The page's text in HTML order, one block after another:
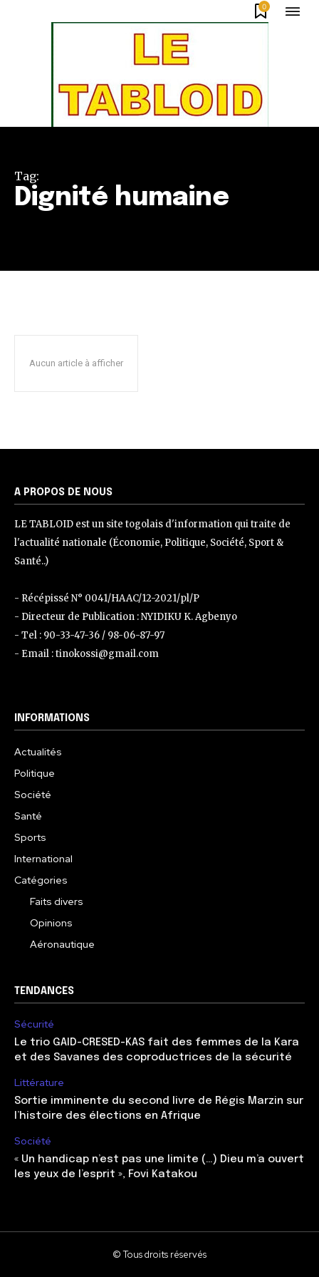
0
Tag:
Dignité humaine
Aucun article à afficher
A PROPOS DE NOUS
LE TABLOID est un site togolais d'information qui traite de
l'actualité nationale (Économie, Politique, Société, Sport &
Santé..)
- Récépissé N° 0041/HAAC/12-2021/pl/P
- Directeur de Publication : NYIDIKU K. Agbenyo
- Tel : 90-33-47-36 / 98-06-87-97
- Email : tinokossi@gmail.com
INFORMATIONS
Actualités
Politique
Société
Santé
Sports
International
Catégories
Faits divers
Opinions
Aéronautique
TENDANCES
Sécurité
Le trio GAID-CRESED-KAS fait des femmes de la Kara
et des Savanes des coproductrices de la sécurité
Littérature
Sortie imminente du second livre de Régis Marzin sur
l’histoire des élections en Afrique
Société
« Un handicap n’est pas une limite (…) Dieu m’a ouvert
les yeux de l’esprit », Fovi Katakou
© Tous droits réservés